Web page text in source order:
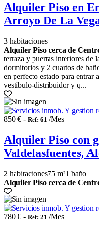
Alquiler Piso en
Arroyo De La
3 habitaciones
Alquiler Piso cerca de
terraza y puertas interiores de
dormitorios y 2 cuartos de
en perfecto estado para
vestíbulo-distribuidor y q...
850 € - Ref: 61 /Mes
Alquiler Piso con
Valdelasfuentes,
2 habitaciones75 m²1 baño
Alquiler Piso cerca de
780 € - Ref: 21 /Mes